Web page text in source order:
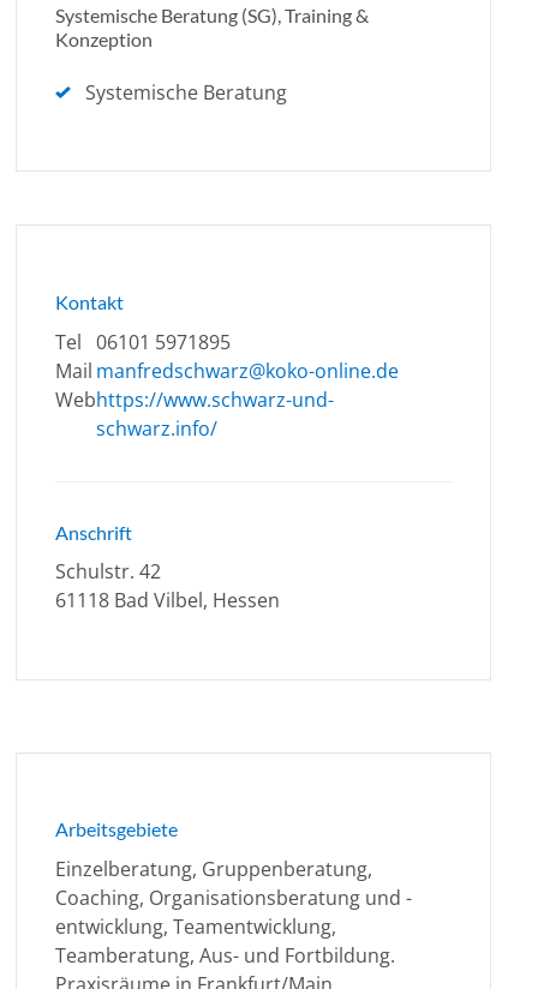
Systemische Beratung (SG), Training &
Konzeption
Systemische Beratung
Kontakt
Tel 06101 5971895
Mail manfredschwarz@koko-online.de
Webhttps://www.schwarz-und-
schwarz.info/
Anschrift
Schulstr. 42
61118 Bad Vilbel, Hessen
Arbeitsgebiete
Einzelberatung, Gruppenberatung,
Coaching, Organisationsberatung und -
entwicklung, Teamentwicklung,
Teamberatung, Aus- und Fortbildung.